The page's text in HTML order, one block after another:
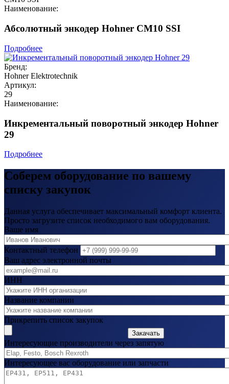
Наименование:
Абсолютный энкодер Hohner CM10 SSI
Подробнее
Бренд:
Hohner Elektrotechnik
Артикул:
29
Наименование:
Инкрементальный поворотный энкодер Hohner
29
Подробнее
Соберем оборудование по вашему
списку закупок
Данная услуга обеспечивает максимальный комфорт клиента.
Просто загрузите список необходимого вам оборудования.
Ваше имя
Контактный телефон
Ваш адрес электронной почты
ИНН
Название компании
Прикрепить список закупок
Закачать
Интересующие производители через запятую
Интересующее вас оборудование или запчасти